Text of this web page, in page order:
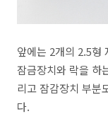
앞에는 2개의 2.5형
잠금장치와 락을 하
리고 잠감장치 부분
다.